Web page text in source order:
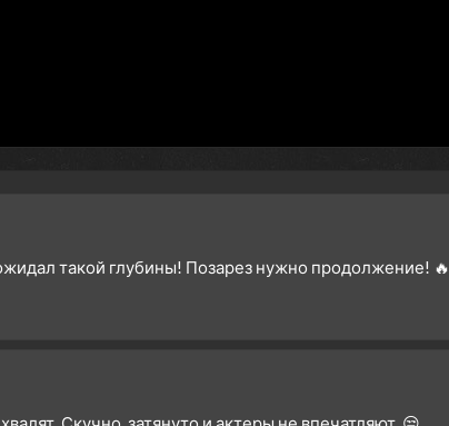
такой глубины! Позарез нужно продолжение! 🔥